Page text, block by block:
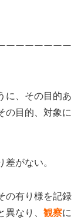
ーーーーーーー
に、その目的あ
の目的、対象に
差がない。
の有り様を記録
異なり、 観察に